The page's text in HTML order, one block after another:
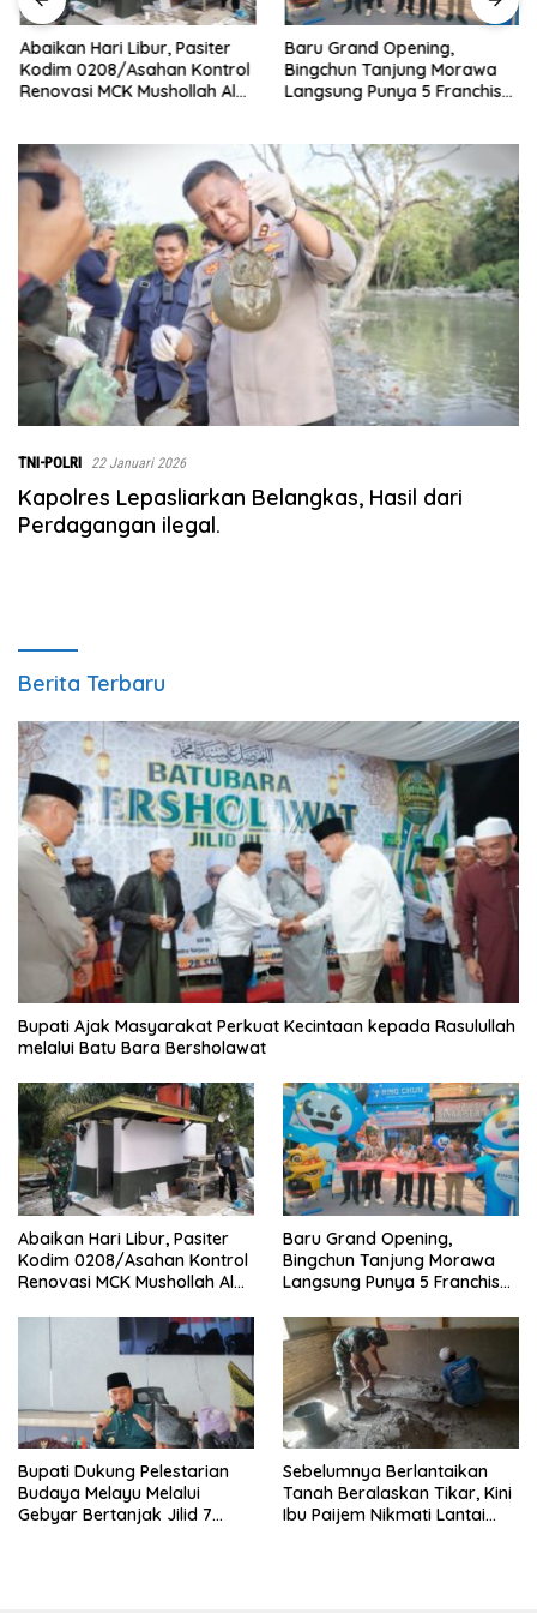
Abaikan Hari Libur, Pasiter
Kodim 0208/Asahan Kontrol
Renovasi MCK Mushollah Al
‎Baru Grand Opening,
Bingchun Tanjung Morawa
Langsung Punya 5 Franchise
TNI-POLRI 22 Januari 2026
Kapolres Lepasliarkan Belangkas, Hasil dari
Perdagangan ilegal.
Berita Terbaru
Bupati Ajak Masyarakat Perkuat Kecintaan kepada Rasulullah
melalui Batu Bara Bersholawat
Abaikan Hari Libur, Pasiter
Kodim 0208/Asahan Kontrol
Renovasi MCK Mushollah Al
‎Baru Grand Opening,
Bingchun Tanjung Morawa
Langsung Punya 5 Franchise
Bupati Dukung Pelestarian
Budaya Melayu Melalui
Gebyar Bertanjak Jilid 7
Sebelumnya Berlantaikan
Tanah Beralaskan Tikar, Kini
Ibu Paijem Nikmati Lantai